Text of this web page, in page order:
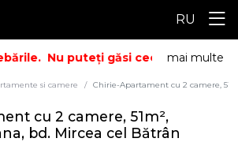
RU
Nu puteți găsi ceea ce căutați?
mai multe
si camere Chirie-Apartament cu 2 camere,
cu 2 camere, 51m²,
bd. Mircea cel Bătrân